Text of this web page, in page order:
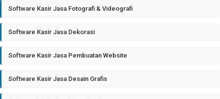
Software Kasir Jasa Fotografi & Videografi
Software Kasir Jasa Dekorasi
Software Kasir Jasa Pembuatan Website
Software Kasir Jasa Desain Grafis